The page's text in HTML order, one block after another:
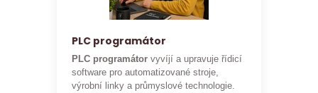
PLC programátor
PLC programátorvyvíjí a upravuje řídicí
software pro automatizované stroje,
výrobní linky a průmyslové technologie.